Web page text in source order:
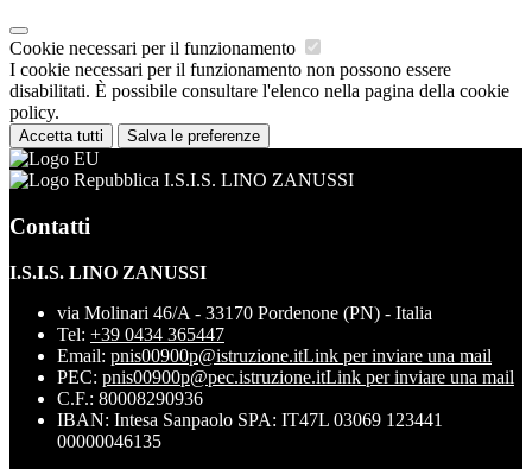
Cookie necessari per il funzionamento
I cookie necessari per il funzionamento non possono essere
disabilitati. È possibile consultare l'elenco nella pagina della cookie
policy.
Accetta tutti Salva le preferenze
I.S.I.S. LINO ZANUSSI
Contatti
I.S.I.S. LINO ZANUSSI
via Molinari 46/A - 33170 Pordenone (PN) - Italia
Tel: +39 0434 365447
Email: pnis00900p@istruzione.itLink per inviare una mail
PEC: pnis00900p@pec.istruzione.itLink per inviare una mail
C.F.: 80008290936
IBAN: Intesa Sanpaolo SPA: IT47L 03069 123441
00000046135